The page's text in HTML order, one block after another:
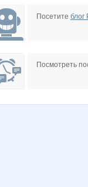
markiza78
Майя! Ниж-ка
Посетите блог
Посмотреть